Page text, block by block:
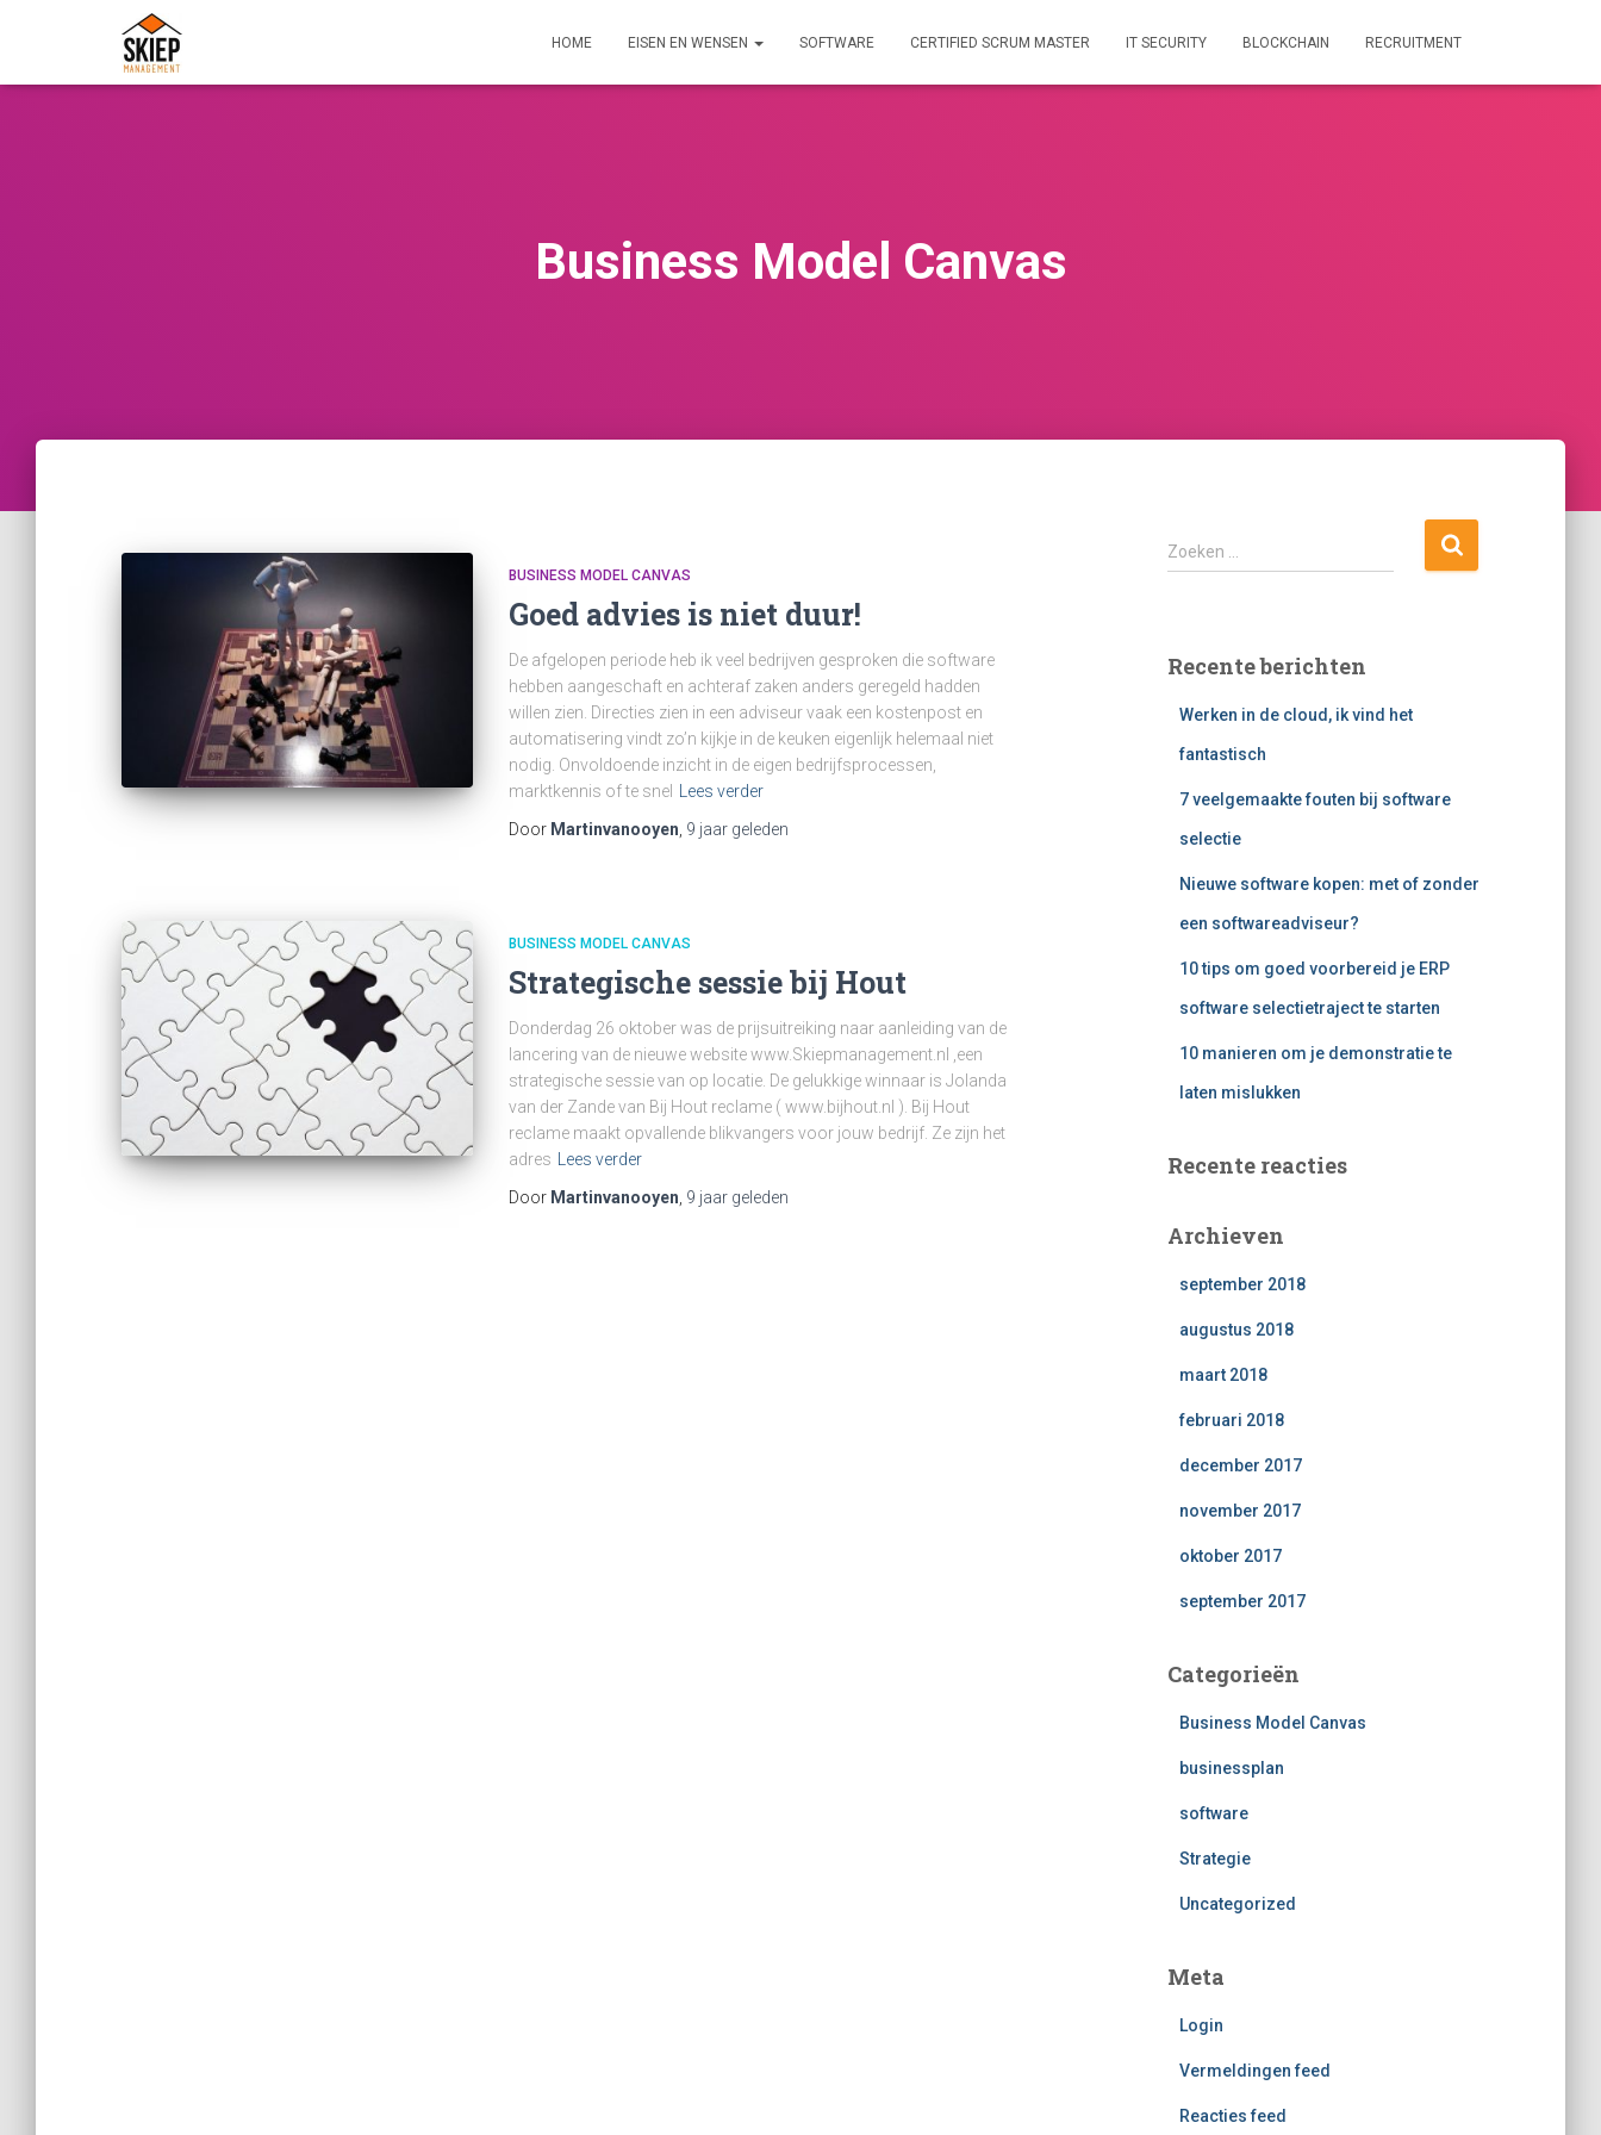
HOME EISEN EN WENSEN SOFTWARE CERTIFIED SCRUM MASTER IT SECURITY BLOCKCHAIN RECRUITMENT
Business Model Canvas
BUSINESS MODEL CANVAS
Goed advies is niet duur!
De afgelopen periode heb ik veel bedrijven gesproken die software
hebben aangeschaft en achteraf zaken anders geregeld hadden
willen zien. Directies zien in een adviseur vaak een kostenpost en
automatisering vindt zo’n kijkje in de keuken eigenlijk helemaal niet
nodig. Onvoldoende inzicht in de eigen bedrijfsprocessen,
marktkennis of te snel
Lees verder
Door Martinvanooyen 9 jaar geleden
BUSINESS MODEL CANVAS
Strategische sessie bij Hout
Donderdag 26 oktober was de prijsuitreiking naar aanleiding van de
lancering van de nieuwe website www.Skiepmanagement.nl ,een
strategische sessie van op locatie. De gelukkige winnaar is Jolanda
van der Zande van Bij Hout reclame ( www.bijhout.nl ). Bij Hout
reclame maakt opvallende blikvangers voor jouw bedrijf. Ze zijn het
adres
Lees verder
Door Martinvanooyen 9 jaar geleden
Z
o
n
Zoeken …
Recente berichten
Werken in de cloud, ik vind het
fantastisch
7 veelgemaakte fouten bij software
selectie
Nieuwe software kopen: met of zonder
een softwareadviseur?
10 tips om goed voorbereid je ERP
software selectietraject te starten
10 manieren om je demonstratie te
laten mislukken
Recente reacties
Archieven
september 2018
augustus 2018
maart 2018
februari 2018
december 2017
november 2017
oktober 2017
september 2017
Categorieën
Business Model Canvas
businessplan
software
Strategie
Uncategorized
Meta
Login
Vermeldingen feed
Reacties feed